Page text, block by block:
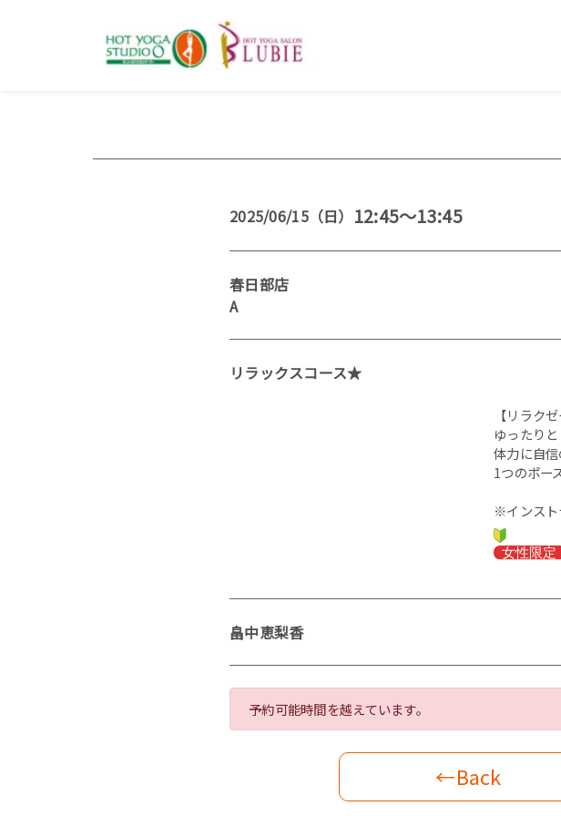
2025/06/15（日） 12:45～13:45
春日部店
A
リラックスコース★
【リラク
ゆったり
体力に自
1つのポー
※インスト
畠中恵梨香
予約可能時間を越えています。
←Back